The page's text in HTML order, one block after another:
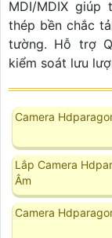
MDI/MDIX giúp
thép bền chắc
tường. Hỗ trợ
kiểm soát lưu
Camera
Lắp Camera
Âm